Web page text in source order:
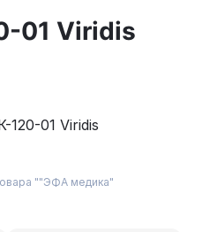
01 Viridis
01 Viridis
""ЭФА медика"